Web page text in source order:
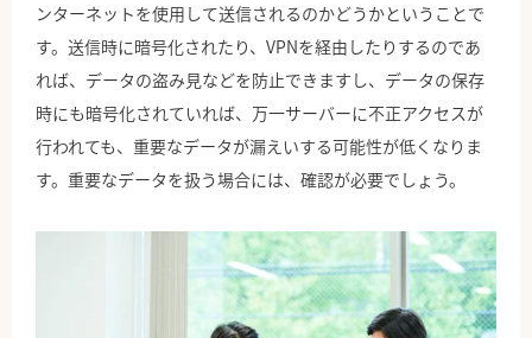
ンターネットを使用して送信されるのかどうかということで
す。送信時に暗号化されたり、VPNを経由したりするのであ
れば、データの盗み見などを防止できますし、データの保存
時にも暗号化されていれば、万一サーバーに不正アクセスが
行われても、重要なデータが漏えいする可能性が低くなりま
す。重要なデータを扱う場合には、確認が必要でしょう。